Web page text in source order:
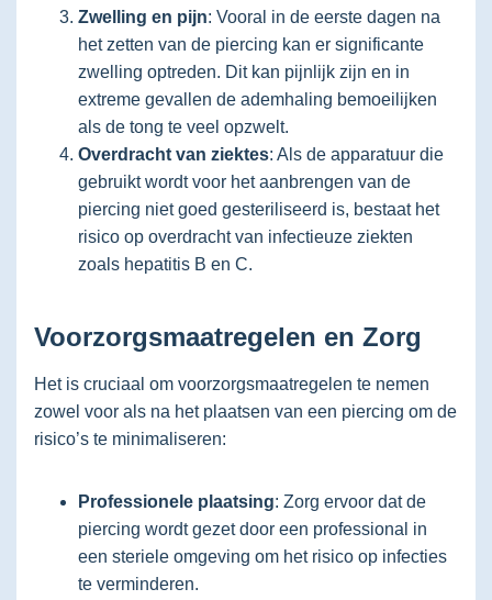
Zwelling en pijn: Vooral in de eerste dagen na
het zetten van de piercing kan er significante
zwelling optreden. Dit kan pijnlijk zijn en in
extreme gevallen de ademhaling bemoeilijken
als de tong te veel opzwelt.
Overdracht van ziektes: Als de apparatuur die
gebruikt wordt voor het aanbrengen van de
piercing niet goed gesteriliseerd is, bestaat het
risico op overdracht van infectieuze ziekten
zoals hepatitis B en C.
Voorzorgsmaatregelen en Zorg
Het is cruciaal om voorzorgsmaatregelen te nemen
zowel voor als na het plaatsen van een piercing om de
risico’s te minimaliseren:
Professionele plaatsing: Zorg ervoor dat de
piercing wordt gezet door een professional in
een steriele omgeving om het risico op infecties
te verminderen.